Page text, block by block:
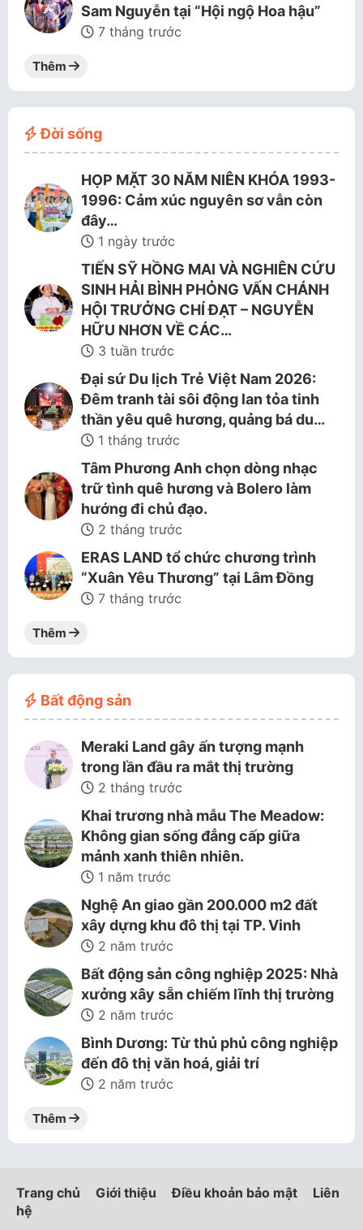
Sam Nguyễn tại “Hội ngộ Hoa hậu”
7 tháng trước
Thêm
Đời sống
HỌP MẶT 30 NĂM NIÊN KHÓA 1993-
1996: Cảm xúc nguyên sơ vẫn còn
đây…
1 ngày trước
TIẾN SỸ HỒNG MAI VÀ NGHIÊN CỨU
SINH HẢI BÌNH PHỎNG VẤN CHÁNH
HỘI TRƯỞNG CHÍ ĐẠT – NGUYỄN
HỮU NHƠN VỀ CÁC…
3 tuần trước
Đại sứ Du lịch Trẻ Việt Nam 2026:
Đêm tranh tài sôi động lan tỏa tinh
thần yêu quê hương, quảng bá du…
1 tháng trước
Tâm Phương Anh chọn dòng nhạc
trữ tình quê hương và Bolero làm
hướng đi chủ đạo.
2 tháng trước
ERAS LAND tổ chức chương trình
“Xuân Yêu Thương” tại Lâm Đồng
7 tháng trước
Thêm
Bất động sản
Meraki Land gây ấn tượng mạnh
trong lần đầu ra mắt thị trường
2 tháng trước
Khai trương nhà mẫu The Meadow:
Không gian sống đẳng cấp giữa
mảnh xanh thiên nhiên.
1 năm trước
Nghệ An giao gần 200.000 m2 đất
xây dựng khu đô thị tại TP. Vinh
2 năm trước
Bất động sản công nghiệp 2025: Nhà
xưởng xây sẵn chiếm lĩnh thị trường
2 năm trước
Bình Dương: Từ thủ phủ công nghiệp
đến đô thị văn hoá, giải trí
2 năm trước
Thêm
Trang chủ Giới thiệu Điều khoản bảo mật
Liên
hệ